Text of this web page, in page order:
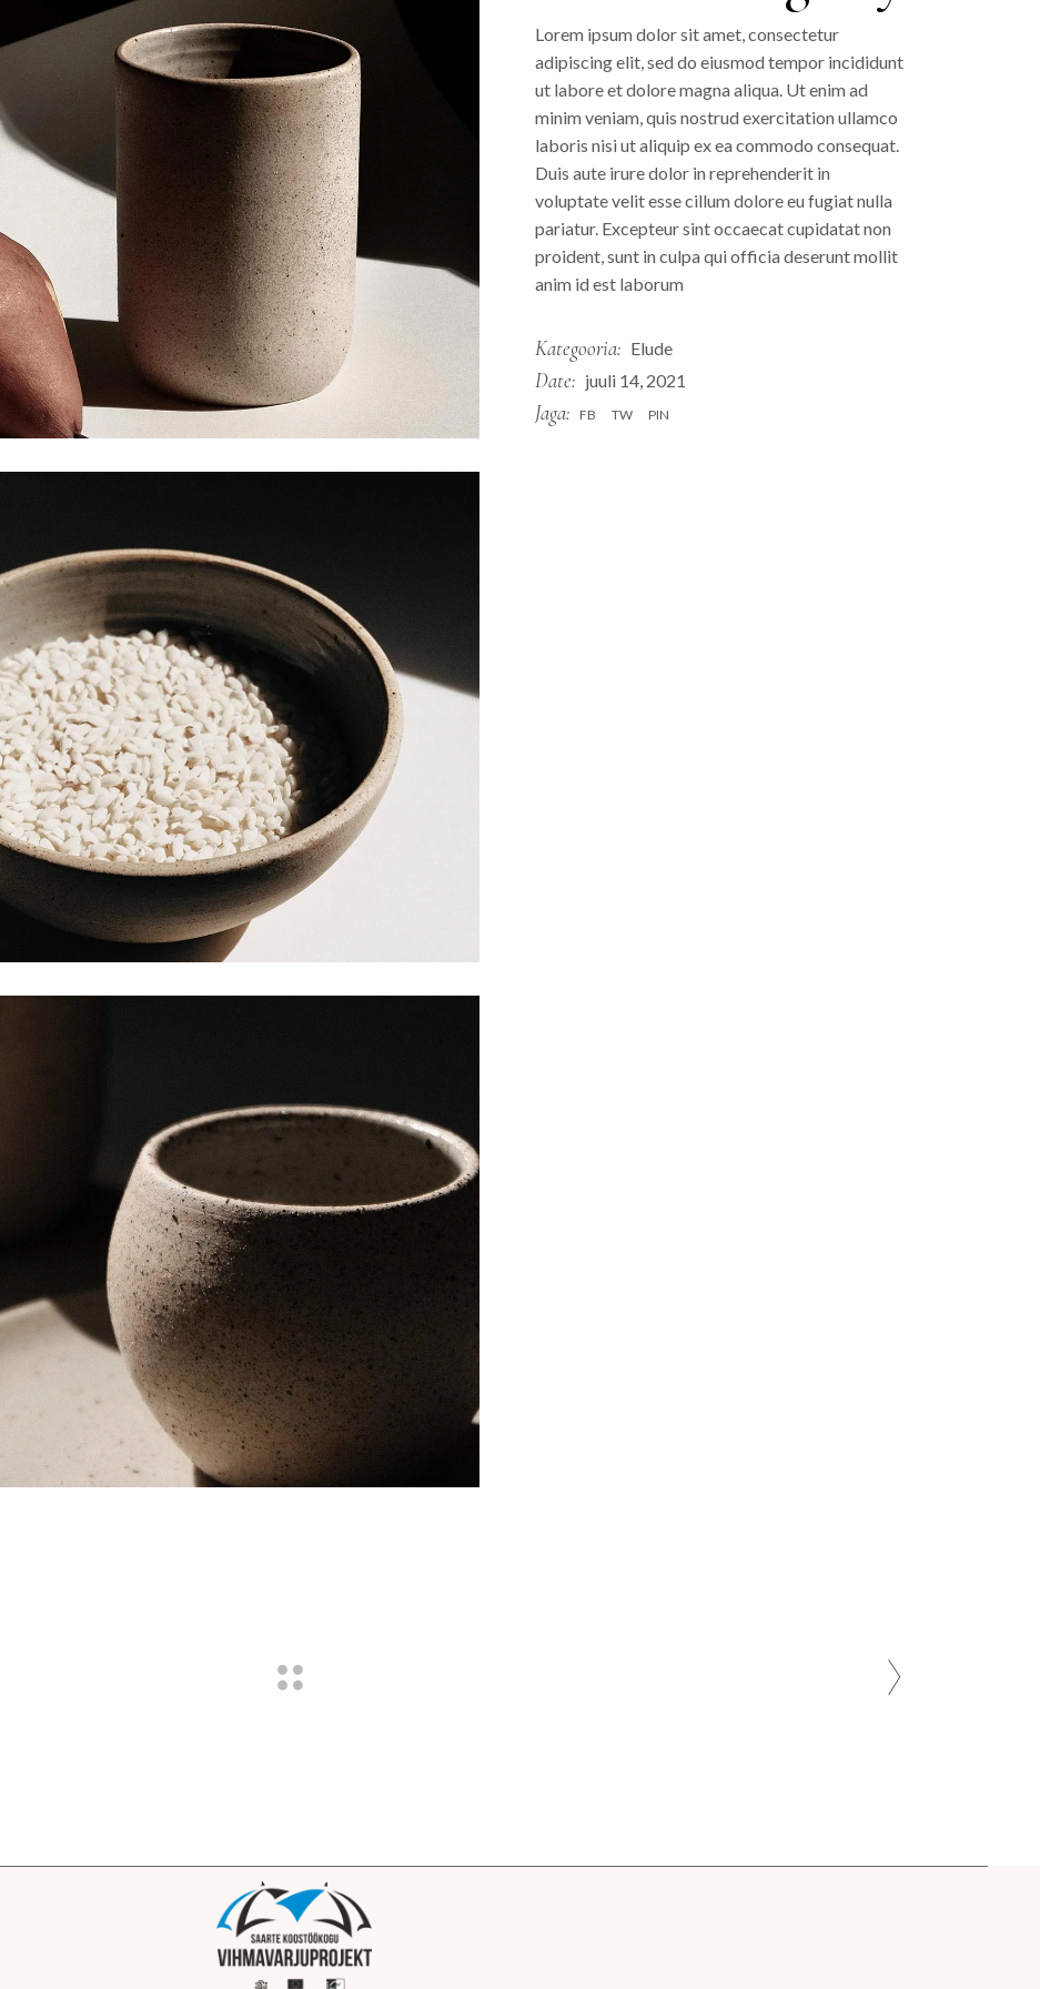
Lorem ipsum dolor sit amet, consectetur
adipiscing elit, sed do eiusmod tempor incididunt
ut labore et dolore magna aliqua. Ut enim ad
minim veniam, quis nostrud exercitation ullamco
laboris nisi ut aliquip ex ea commodo consequat.
Duis aute irure dolor in reprehenderit in
voluptate velit esse cillum dolore eu fugiat nulla
pariatur. Excepteur sint occaecat cupidatat non
proident, sunt in culpa qui officia deserunt mollit
anim id est laborum
Kategooria: Elude
Date: juuli 14, 2021
Jaga: FB TW PIN